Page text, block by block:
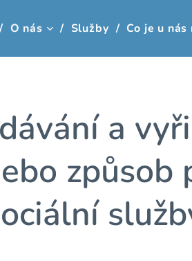
O nás Služby Co je u nás
a
způsob